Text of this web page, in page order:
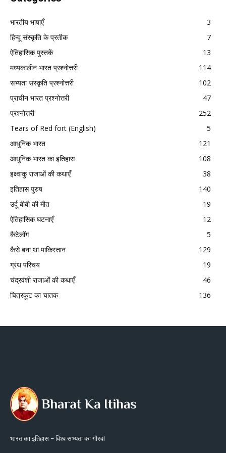
भारतीय भाषाएँ
3
हिन्दू संस्कृति के प्रतीक
7
ऐतिहासिक पुस्तकें
13
मध्यकालीन भारत प्रश्नोत्तरी
114
सभ्यता संस्कृति प्रश्नोत्तरी
102
प्राचीन भारत प्रश्नोत्तरी
47
प्रश्नोत्तरी
252
Tears of Red fort (English)
5
आधुनिक भारत
121
आधुनिक भारत का इतिहास
108
इक्ष्वाकु राजाओं की कथाएँ
38
इतिहास पुरुष
140
उर्दू बीबी की मौत
19
ऐतिहासिक घटनाएँ
12
कैटेलॉग
5
कैसे बना था पाकिस्तान
129
ग्रंथ परिचय
19
चंद्रवंशी राजाओं की कथाएँ
46
चित्रकूट का चातक
136
भारत का इतिहास – विश्व सभ्यता का गौरव!